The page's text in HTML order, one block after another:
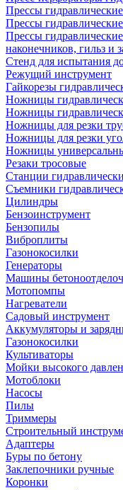
Прессы
Прессы
Прессы
наконечников, гильз и
Стенд для испытания
Режущий инструмент
Гайкорезы
Ножницы
Ножницы
Ножницы для резки
Ножницы для резки
Ножницы
Резаки тросовые
Станции
Съемники
Цилиндры
Бензоинструмент
Бензопилы
Виброплиты
Газонокосилки
Генераторы
Машины
Мотопомпы
Нагреватели
Садовый инструмент
Аккумуляторы и
Газонокосилки
Культиваторы
Мойки высокого
Мотоблоки
Насосы
Пилы
Триммеры
Строительный
Адаптеры
Буры по бетону
Заклепочники ручные
Коронки